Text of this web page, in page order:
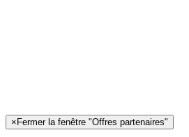
× Fermer la fenêtre "Offres partenaires"